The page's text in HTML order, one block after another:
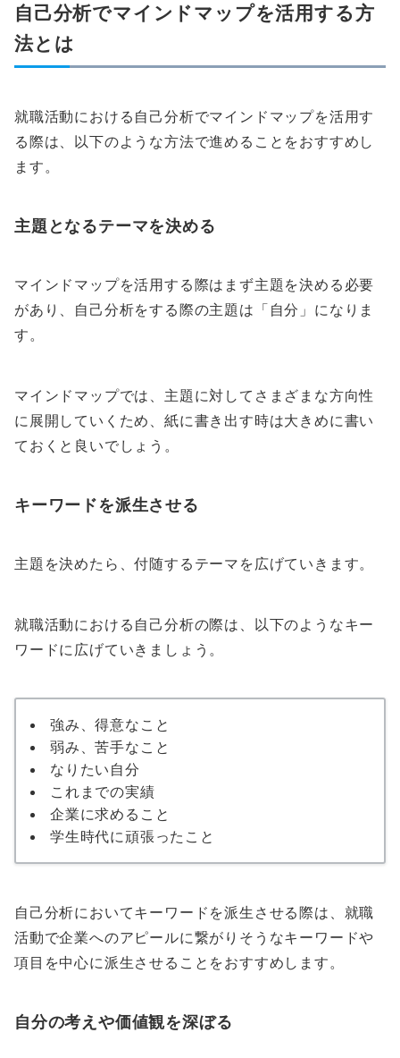
自己分析でマインドマップを活用する方
法とは
就職活動における自己分析でマインドマップを活用す
る際は、以下のような方法で進めることをおすすめし
ます。
主題となるテーマを決める
マインドマップを活用する際はまず主題を決める必要
があり、自己分析をする際の主題は「自分」になりま
す。
マインドマップでは、主題に対してさまざまな方向性
に展開していくため、紙に書き出す時は大きめに書い
ておくと良いでしょう。
キーワードを派生させる
主題を決めたら、付随するテーマを広げていきます。
就職活動における自己分析の際は、以下のようなキー
ワードに広げていきましょう。
強み、得意なこと
弱み、苦手なこと
なりたい自分
これまでの実績
企業に求めること
学生時代に頑張ったこと
自己分析においてキーワードを派生させる際は、就職
活動で企業へのアピールに繋がりそうなキーワードや
項目を中心に派生させることをおすすめします。
自分の考えや価値観を深ぼる